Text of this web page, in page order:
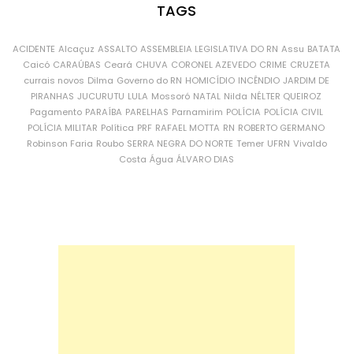
TAGS
ACIDENTE Alcaçuz ASSALTO ASSEMBLEIA LEGISLATIVA DO RN Assu BATATA
Caicó CARAÚBAS Ceará CHUVA CORONEL AZEVEDO CRIME CRUZETA
currais novos Dilma Governo do RN HOMICÍDIO INCÊNDIO JARDIM DE
PIRANHAS JUCURUTU LULA Mossoró NATAL Nilda NÉLTER QUEIROZ
Pagamento PARAÍBA PARELHAS Parnamirim POLÍCIA POLÍCIA CIVIL
POLÍCIA MILITAR Política PRF RAFAEL MOTTA RN ROBERTO GERMANO
Robinson Faria Roubo SERRA NEGRA DO NORTE Temer UFRN Vivaldo
Costa Água ÁLVARO DIAS